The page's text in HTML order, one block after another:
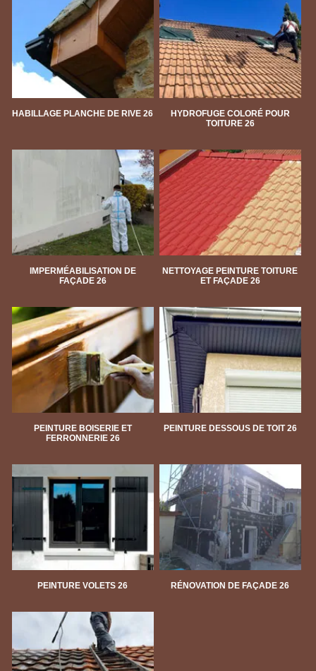
HABILLAGE PLANCHE DE RIVE 26
HYDROFUGE COLORÉ POUR
TOITURE 26
IMPERMÉABILISATION DE
FAÇADE 26
NETTOYAGE PEINTURE TOITURE
ET FAÇADE 26
PEINTURE BOISERIE ET
FERRONNERIE 26
PEINTURE DESSOUS DE TOIT 26
PEINTURE VOLETS 26 RÉNOVATION DE FAÇADE 26